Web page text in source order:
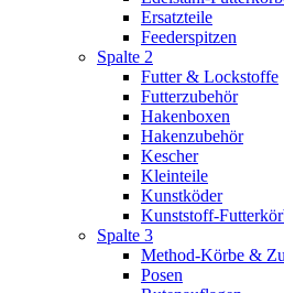
Ersatzteile
Feederspitzen
Spalte 2
Futter & Lockstoffe
Futterzubehör
Hakenboxen
Hakenzubehör
Kescher
Kleinteile
Kunstköder
Kunststoff-
Spalte 3
Method-Körbe &
Posen